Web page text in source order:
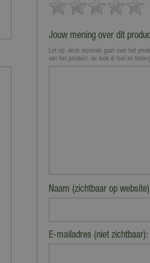
Jouw mening over dit
Let op: deze recensie gaat over het
van het product, de look & feel en
Naam (zichtbaar op
E-mailadres (niet zichtbaar):